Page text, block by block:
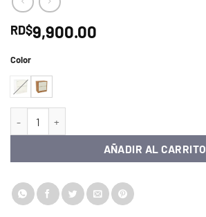
RD$9,900.00
Color
AÑADIR AL CARRITO